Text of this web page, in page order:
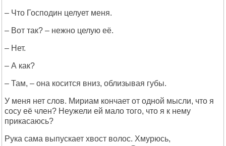
– Что Господин целует меня.
– Вот так? – нежно целую её.
– Нет.
– А как?
– Там, – она косится вниз, облизывая губы.
У меня нет слов. Мириам кончает от одной мысли, что я
сосу её член? Неужели ей мало того, что я к нему
прикасаюсь?
Рука сама выпускает хвост волос. Хмурюсь,